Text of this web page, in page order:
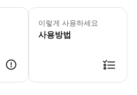
항공편 세부 정보와 하차할 숙소 주소
이렇게 사용하세요
사용방법